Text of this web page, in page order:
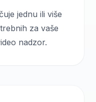
jednu ili više
za vaše
nadzor.